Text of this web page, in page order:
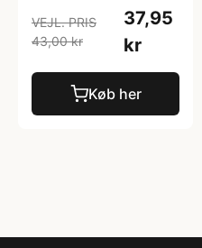
VEJL. PRIS
43,00 kr
37,95
kr
Køb her